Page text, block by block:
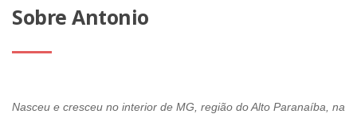
Sobre Antonio
Nasceu e cresceu no interior de MG, região do Alto Paranaíba, na